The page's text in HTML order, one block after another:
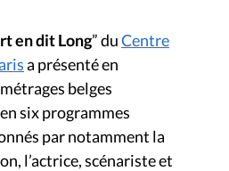
en dit Long” duCentre
a présenté en
belges
six programmes
par notamment la
l’actrice, scénariste et